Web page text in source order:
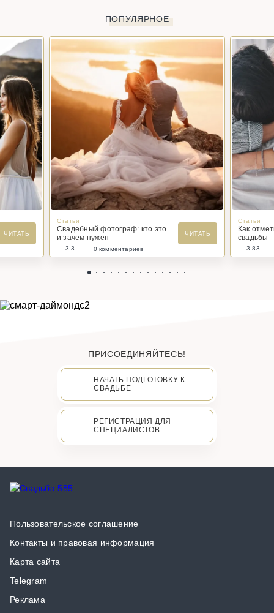
ПОПУЛЯРНОЕ
ЧИТАТЬ
Статьи
Свадебный фотограф: кто это
и зачем нужен
ЧИТАТЬ
3.3 0 комментариев
Статьи
Как
свадьбы
3.83
ПРИСОЕДИНЯЙТЕСЬ!
НАЧАТЬ ПОДГОТОВКУ К
СВАДЬБЕ
РЕГИСТРАЦИЯ ДЛЯ
СПЕЦИАЛИСТОВ
Пользовательское соглашение
Контакты и правовая информация
Карта сайта
Telegram
Реклама